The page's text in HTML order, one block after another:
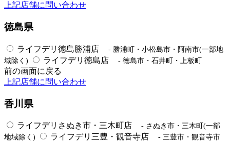
上記店舗に問い合わせ
徳島県
ライフデリ徳島勝浦店
- 勝浦町・小松島市・阿南市(一部地
域除く)
ライフデリ徳島店 - 徳島市・石井町・上板町
前の画面に戻る
上記店舗に問い合わせ
香川県
ライフデリさぬき市・三木町店
- さぬき市・三木町(一部
地域除く)
ライフデリ三豊・観音寺店 - 三豊市・観音寺市